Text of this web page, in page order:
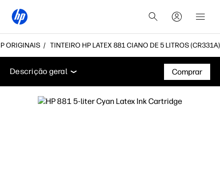
ORIGINAIS TINTEIRO HP LATEX 881 CIANO DE 5 LITROS (CR331A)
Descrição geral
Suporte
Descrição geral
Descrição geral
Comprar